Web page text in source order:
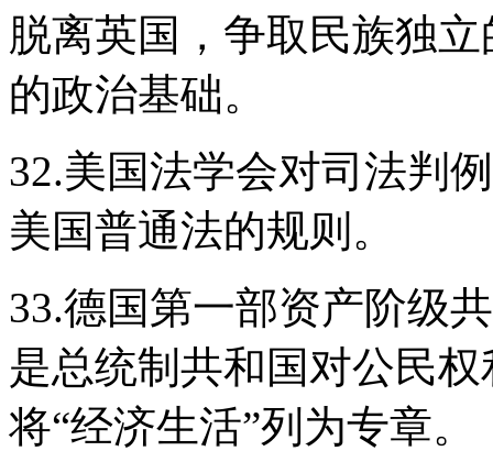
脱离英国，争取民族独
的政治基础。
32.美国法学会对司法判
美国普通法的规则。
33.德国第一部资产阶级
是总统制共和国对公民
将“经济生活”列为专章。